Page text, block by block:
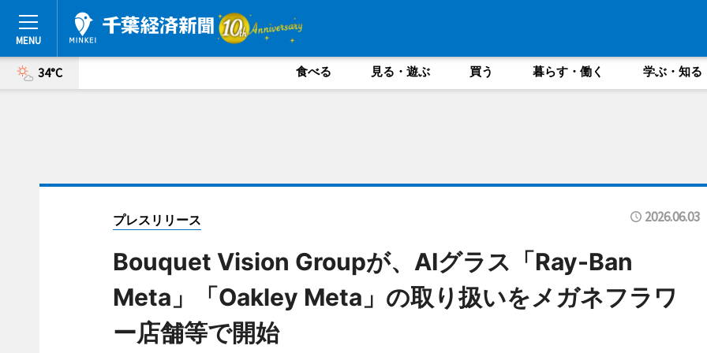
34°C 食べる 見る・遊ぶ 買う 暮らす・働く 学ぶ・知る
プレスリリース 2026.06.03
Bouquet Vision Groupが、AIグラス「Ray-Ban
Meta」「Oakley Meta」の取り扱いをメガネフラワ
ー店舗等で開始